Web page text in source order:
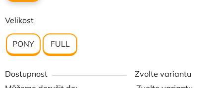
Velikost
PONY FULL
Dostupnost
Zvolte variantu